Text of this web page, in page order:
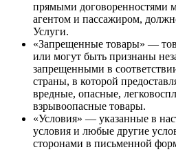
прямыми договоренностями
агентом и пассажиром,
Услуги.
«Запрещенные товары» —
или могут быть признаны
запрещенными в
страны, в которой
вредные, опасные,
взрывоопасные товары.
«Условия» — указанные в
условия и любые другие
сторонами в письменной